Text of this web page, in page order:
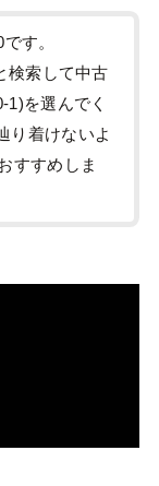
す。
検索して中古
1)を選んでく
り着けないよ
すすめしま